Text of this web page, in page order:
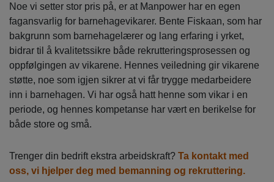
Noe vi setter stor pris på, er at Manpower har en egen
fagansvarlig for barnehagevikarer. Bente Fiskaan, som har
bakgrunn som barnehagelærer og lang erfaring i yrket,
bidrar til å kvalitetssikre både rekrutteringsprosessen og
oppfølgingen av vikarene. Hennes veiledning gir vikarene
støtte, noe som igjen sikrer at vi får trygge medarbeidere
inn i barnehagen. Vi har også hatt henne som vikar i en
periode, og hennes kompetanse har vært en berikelse for
både store og små.
Trenger din bedrift ekstra arbeidskraft? Ta kontakt med
oss, vi hjelper deg med bemanning og rekruttering.